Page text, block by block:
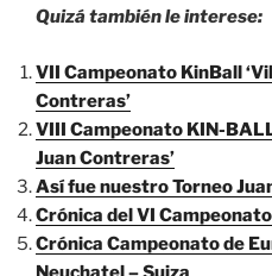
Quizá también le interese:
VII Campeonato KinBall
Contreras’
VIII Campeonato KIN-
Juan Contreras’
Así fue nuestro Torneo
Crónica del VI
Crónica Campeonato de